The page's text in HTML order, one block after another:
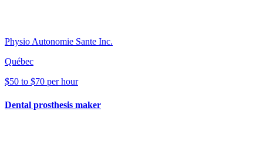
Physio Autonomie Sante Inc.
Québec
$50 to $70 per hour
Dental prosthesis maker